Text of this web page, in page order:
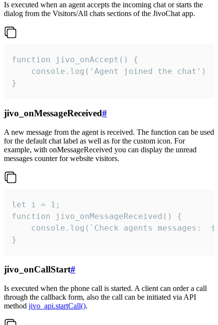
Is executed when an agent accepts the incoming chat or starts the
dialog from the Visitors/All chats sections of the JivoChat app.
function jivo_onAccept() {
}
jivo_onMessageReceived#
A new message from the agent is received. The function can be used
for the default chat label as well as for the custom icon. For
example, with onMessageReceived you can display the unread
messages counter for website visitors.
let i = 1;
function jivo_onMessageReceived() {
}
jivo_onCallStart#
Is executed when the phone call is started. A client can order a call
through the callback form, also the call can be initiated via API
method jivo_api.startCall().